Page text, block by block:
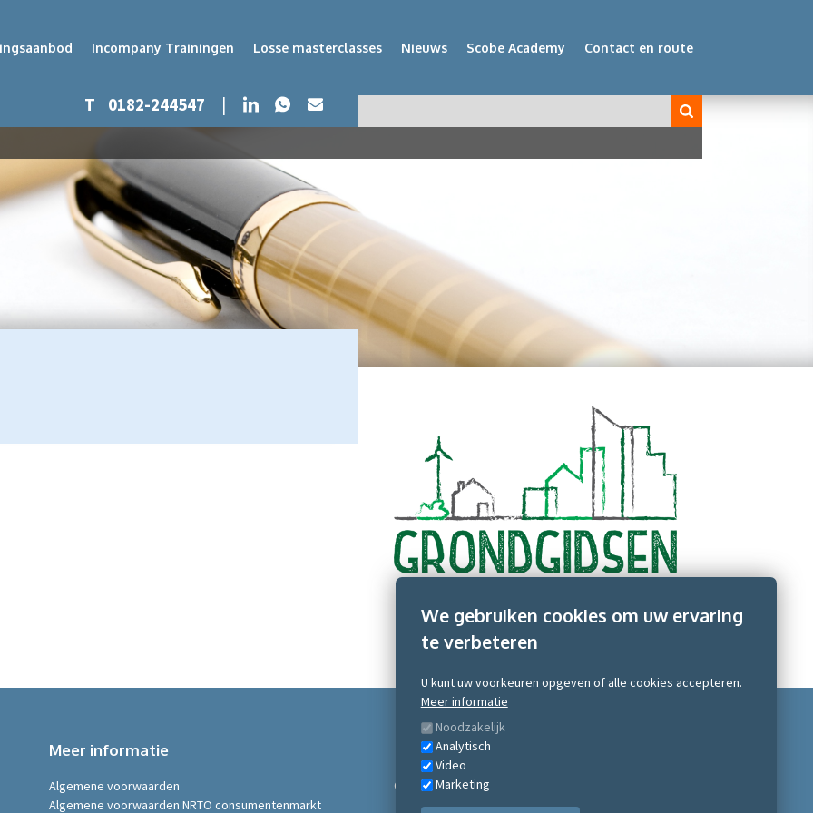
Incompany Trainingen Losse masterclasses Nieuws Scobe Academy Contact en route
T 0182-244547 | LinkedInWhatsapp
Meer informatie
Algemene voorwaarden
Algemene voorwaarden NRTO consumentenmarkt
©Scobe Academy 2026
We gebruiken cookies om uw ervaring
te verbeteren
U kunt uw voorkeuren opgeven of alle cookies accepteren.
Meer informatie
Noodzakelijk
Analytisch
Video
Marketing